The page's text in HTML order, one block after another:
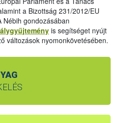
a Bizottság 231/2012/EU
Nébih gondozásában
is segítséget nyújt
változások nyomonkövetésében.